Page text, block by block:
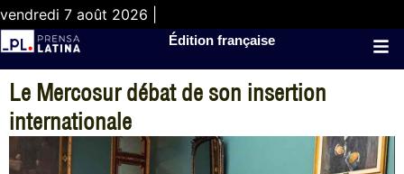
vendredi 7 août 2026 |
Édition française
Le Mercosur débat de son insertion
internationale